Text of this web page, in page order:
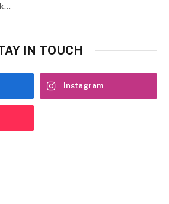
IN TOUCH
Instagram